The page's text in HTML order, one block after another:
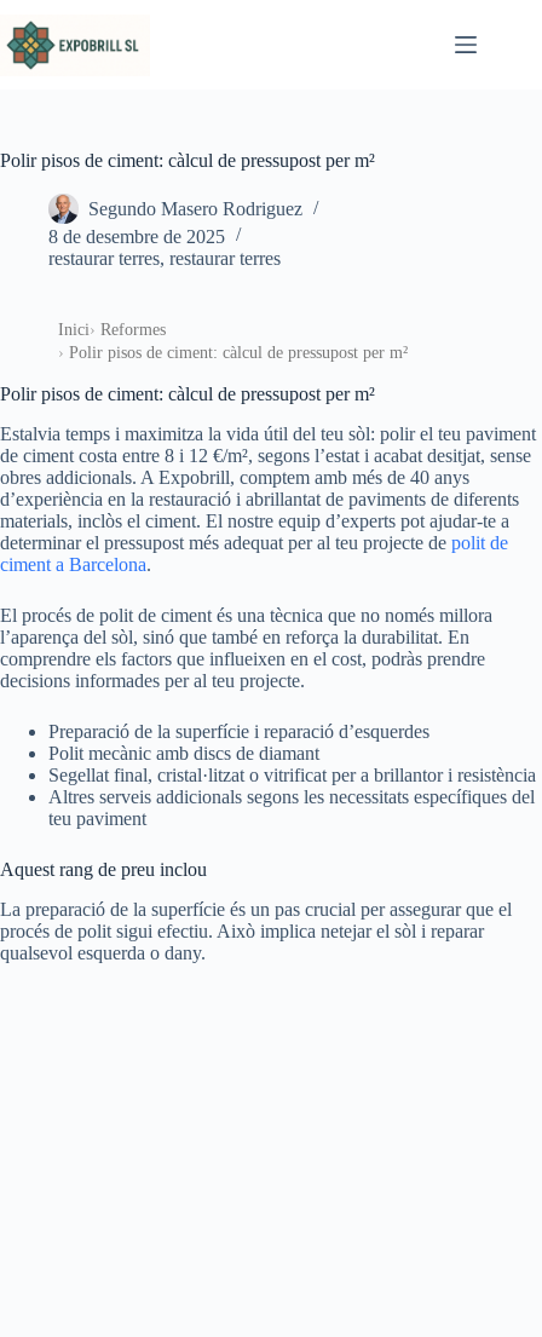
Polir pisos de ciment: càlcul de pressupost per m²
Segundo Masero Rodriguez
8 de desembre de 2025
restaurar terres, restaurar terres
Inici
Reformes
Polir pisos de ciment: càlcul de pressupost per m²
Polir pisos de ciment: càlcul de pressupost per m²
Estalvia temps i maximitza la vida útil del teu sòl: polir el teu paviment
de ciment costa entre 8 i 12 €/m², segons l’estat i acabat desitjat, sense
obres addicionals. A Expobrill, comptem amb més de 40 anys
d’experiència en la restauració i abrillantat de paviments de diferents
materials, inclòs el ciment. El nostre equip d’experts pot ajudar-te a
determinar el pressupost més adequat per al teu projecte de polit de
ciment a Barcelona.
El procés de polit de ciment és una tècnica que no només millora
l’aparença del sòl, sinó que també en reforça la durabilitat. En
comprendre els factors que influeixen en el cost, podràs prendre
decisions informades per al teu projecte.
Preparació de la superfície i reparació d’esquerdes
Polit mecànic amb discs de diamant
Segellat final, cristal·litzat o vitrificat per a brillantor i resistència
Altres serveis addicionals segons les necessitats específiques del
teu paviment
Aquest rang de preu inclou
La preparació de la superfície és un pas crucial per assegurar que el
procés de polit sigui efectiu. Això implica netejar el sòl i reparar
qualsevol esquerda o dany.